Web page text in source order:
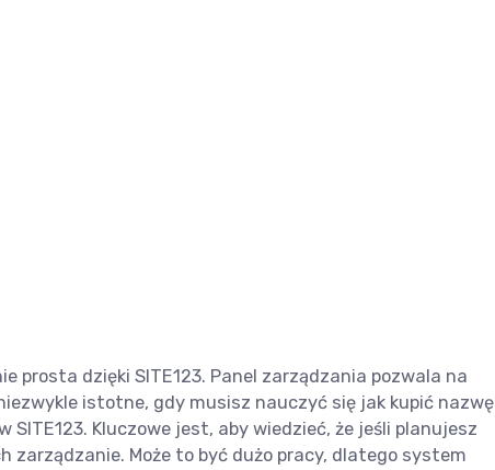
prosta dzięki SITE123. Panel zarządzania pozwala na
istotne, gdy musisz nauczyć się jak kupić nazwę
SITE123. Kluczowe jest, aby wiedzieć, że jeśli planujesz
zarządzanie. Może to być dużo pracy, dlatego system